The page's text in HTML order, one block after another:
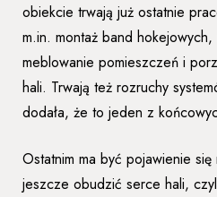
obiekcie trwają już ostatnie
m.in. montaż band hokejowych,
meblowanie pomieszczeń i
hali. Trwają też rozruchy
dodała, że to jeden z
Ostatnim ma być pojawienie
jeszcze obudzić serce hali,